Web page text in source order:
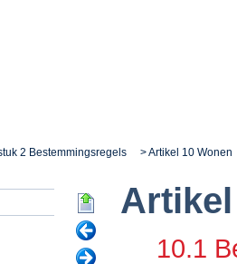
2 Bestemmingsregels Artikel 10 Wonen
Artikel
10.1